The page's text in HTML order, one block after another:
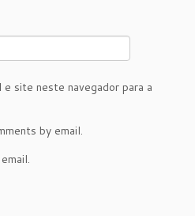
e site neste navegador para a
by email.